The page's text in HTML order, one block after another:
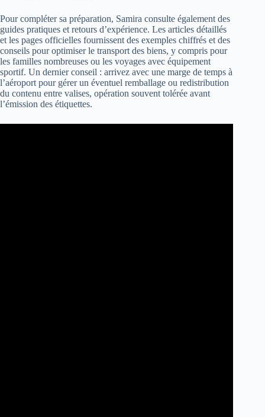
Pour compléter sa préparation, Samira consulte également des
guides pratiques et retours d’expérience. Les articles détaillés
et les pages officielles fournissent des exemples chiffrés et des
conseils pour optimiser le transport des biens, y compris pour
les familles nombreuses ou les voyages avec équipement
sportif. Un dernier conseil : arrivez avec une marge de temps à
l’aéroport pour gérer un éventuel remballage ou redistribution
du contenu entre valises, opération souvent tolérée avant
l’émission des étiquettes.